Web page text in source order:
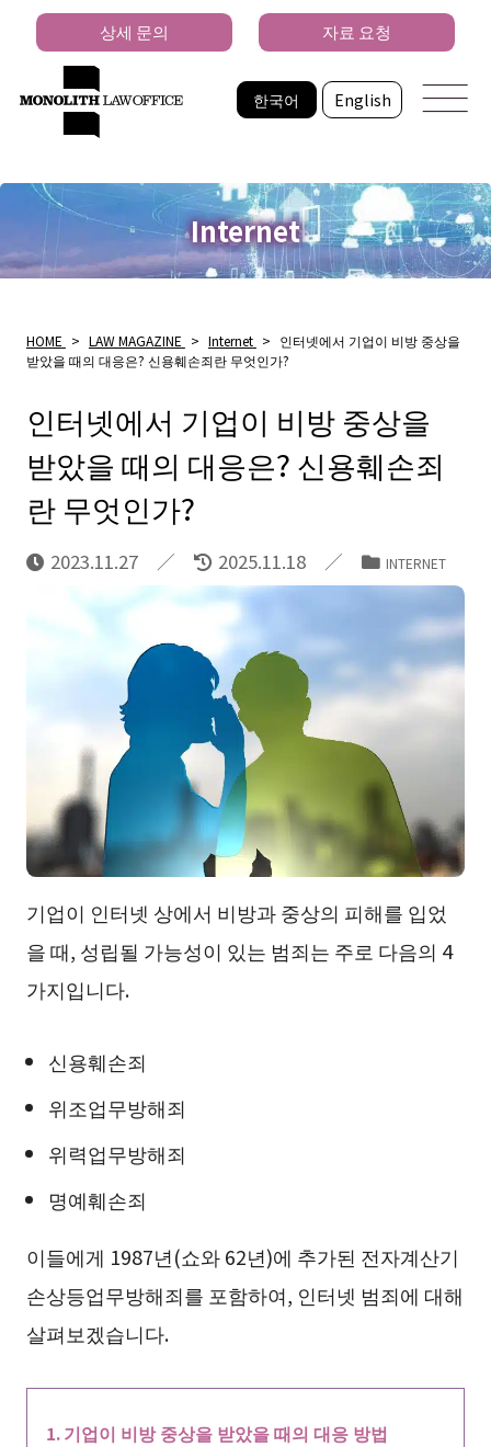
한국어 English
상세 문의 자료 요청
Internet
HOME > LAW MAGAZINE > Internet > 인터넷에서 기업이 비방 중상을
받았을 때의 대응은? 신용훼손죄란 무엇인가?
인터넷에서 기업이 비방 중상을
받았을 때의 대응은? 신용훼손죄
란 무엇인가?
2023.11.27 2025.11.18 INTERNET
기업이 인터넷 상에서 비방과 중상의 피해를 입었
을 때, 성립될 가능성이 있는 범죄는 주로 다음의 4
가지입니다.
신용훼손죄
위조업무방해죄
위력업무방해죄
명예훼손죄
이들에게 1987년(쇼와 62년)에 추가된 전자계산기
손상등업무방해죄를 포함하여, 인터넷 범죄에 대해
살펴보겠습니다.
기업이 비방 중상을 받았을 때의 대응 방법